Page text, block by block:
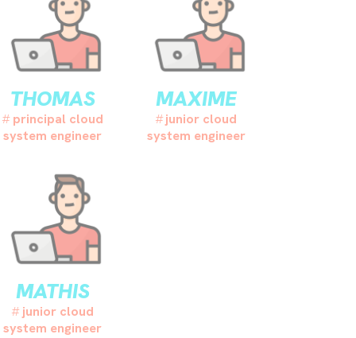
THOMAS
principal cloud
system engineer
MAXIME
junior cloud
system engineer
MATHIS
junior cloud
system engineer